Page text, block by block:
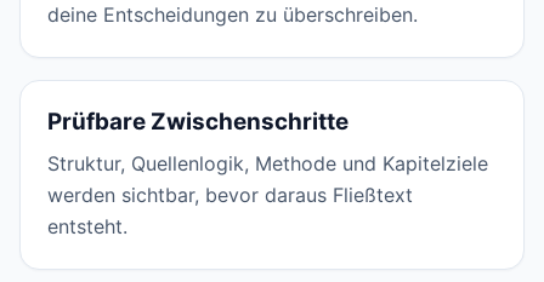
deine Entscheidungen zu überschreiben.
Prüfbare Zwischenschritte
Struktur, Quellenlogik, Methode und Kapitelziele
werden sichtbar, bevor daraus Fließtext
entsteht.